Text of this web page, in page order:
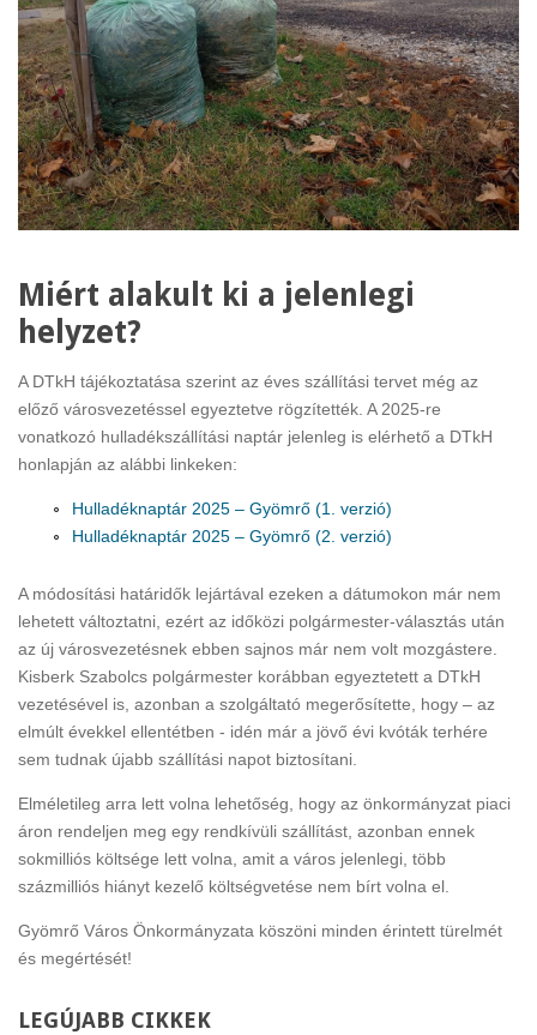
Miért alakult ki a jelenlegi
helyzet?
A DTkH tájékoztatása szerint az éves szállítási tervet még az
előző városvezetéssel egyeztetve rögzítették. A 2025-re
vonatkozó hulladékszállítási naptár jelenleg is elérhető a DTkH
honlapján az alábbi linkeken:
Hulladéknaptár 2025 – Gyömrő (1. verzió)
Hulladéknaptár 2025 – Gyömrő (2. verzió)
A módosítási határidők lejártával ezeken a dátumokon már nem
lehetett változtatni, ezért az időközi polgármester-választás után
az új városvezetésnek ebben sajnos már nem volt mozgástere.
Kisberk Szabolcs polgármester korábban egyeztetett a DTkH
vezetésével is, azonban a szolgáltató megerősítette, hogy – az
elmúlt évekkel ellentétben - idén már a jövő évi kvóták terhére
sem tudnak újabb szállítási napot biztosítani.
Elméletileg arra lett volna lehetőség, hogy az önkormányzat piaci
áron rendeljen meg egy rendkívüli szállítást, azonban ennek
sokmilliós költsége lett volna, amit a város jelenlegi, több
százmilliós hiányt kezelő költségvetése nem bírt volna el.
Gyömrő Város Önkormányzata köszöni minden érintett türelmét
és megértését!
LEGÚJABB CIKKEK